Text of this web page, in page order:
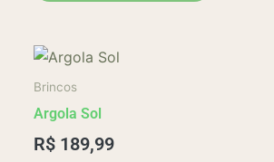
Brincos
Argola Sol
R$ 189,99